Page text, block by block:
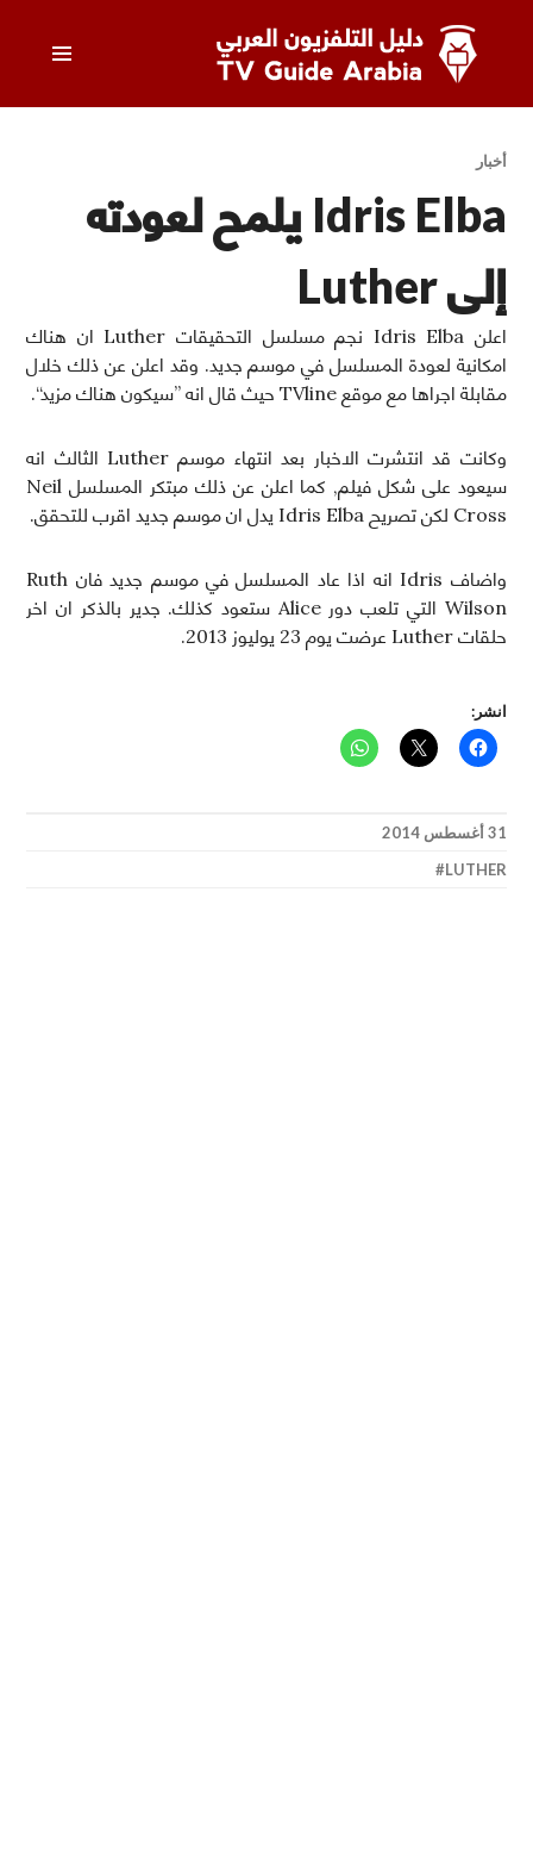
المحتوى
دليل التلفزيون العربي
أخبار
Idris Elba يلمح لعودته
إلى Luther
اعلن Idris Elba نجم مسلسل التحقيقات Luther ان هناك
امكانية لعودة المسلسل في موسم جديد. وقد اعلن عن ذلك خلال
مقابلة اجراها مع موقع TVline حيث قال انه ”سيكون هناك مزيد“.
وكانت قد انتشرت الاخبار بعد انتهاء موسم Luther الثالث انه
سيعود على شكل فيلم, كما اعلن عن ذلك مبتكر المسلسل Neil
Cross لكن تصريح Idris Elba يدل ان موسم جديد اقرب للتحقق.
واضاف Idris انه اذا عاد المسلسل في موسم جديد فان Ruth
Wilson التي تلعب دور Alice ستعود كذلك. جدير بالذكر ان اخر
حلقات Luther عرضت يوم 23 يوليوز 2013.
انشر:
31 أغسطس 2014
LUTHER